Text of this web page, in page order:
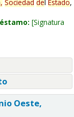
Sociedad del Estado,
Signatura
Oeste,